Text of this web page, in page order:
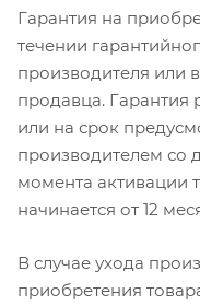
Гарантия на
течении
производителя или
продавца. Гарантия
или на срок
производителем со
момента активации
начинается от 12
В случае ухода
приобретения